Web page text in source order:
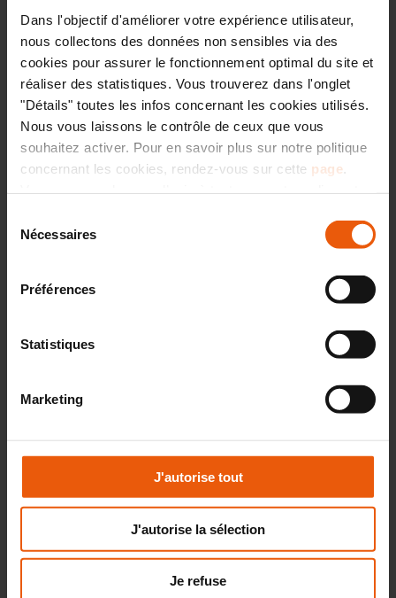
Dans l'objectif d'améliorer votre expérience utilisateur,
nous collectons des données non sensibles via des
cookies pour assurer le fonctionnement optimal du site et
réaliser des statistiques. Vous trouverez dans l'onglet
"Détails" toutes les infos concernant les cookies utilisés.
Nous vous laissons le contrôle de ceux que vous
souhaitez activer. Pour en savoir plus sur notre politique
concernant les cookies, rendez-vous sur cette page
du site.
Nécessaires
Préférences
Statistiques
Marketing
J'autorise tout
J'autorise la sélection
Je refuse
responsables de production et des responsables
relation clients (5).
Un autre objectif de cette réorganisation vise
amélioration des délais de chantiers de 20 % en
maison individuelle et de 50 % en amélioration de
l’habitat(extension, rénovation, agencement).
Travailler notre
retenir les talents